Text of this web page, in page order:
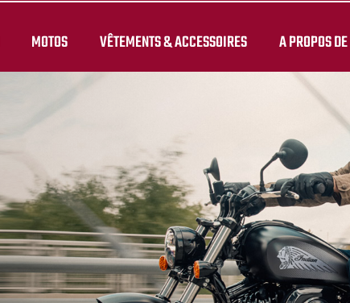
MOTOS VÊTEMENTS & ACCESSOIRES A PROPOS DE